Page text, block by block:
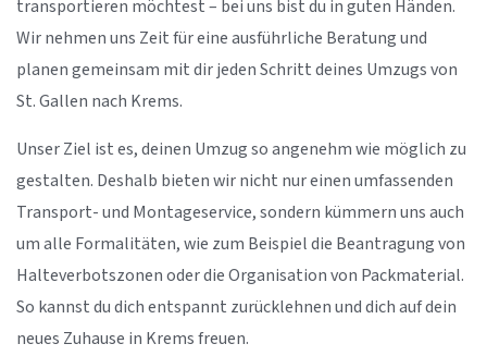
transportieren möchtest – bei uns bist du in guten Händen.
Wir nehmen uns Zeit für eine ausführliche Beratung und
planen gemeinsam mit dir jeden Schritt deines Umzugs von
St. Gallen nach Krems.
Unser Ziel ist es, deinen Umzug so angenehm wie möglich zu
gestalten. Deshalb bieten wir nicht nur einen umfassenden
Transport- und Montageservice, sondern kümmern uns auch
um alle Formalitäten, wie zum Beispiel die Beantragung von
Halteverbotszonen oder die Organisation von Packmaterial.
So kannst du dich entspannt zurücklehnen und dich auf dein
neues Zuhause in Krems freuen.